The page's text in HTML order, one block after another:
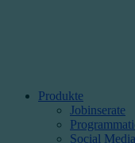
Produkte
Jobinserate
Social